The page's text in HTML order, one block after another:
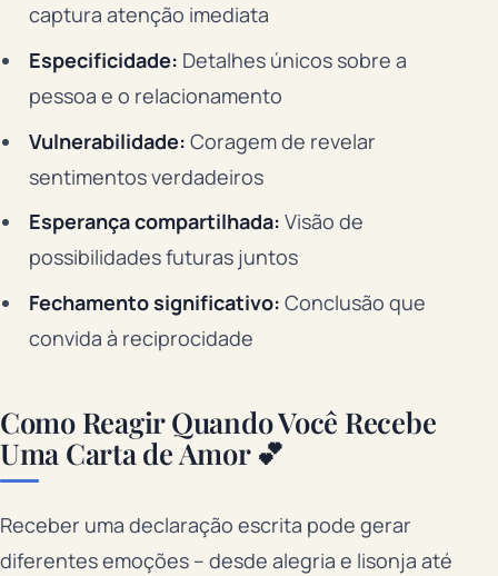
captura atenção imediata
Especificidade: Detalhes únicos sobre a
pessoa e o relacionamento
Vulnerabilidade: Coragem de revelar
sentimentos verdadeiros
Esperança compartilhada: Visão de
possibilidades futuras juntos
Fechamento significativo: Conclusão que
convida à reciprocidade
Como Reagir Quando Você Recebe
Uma Carta de Amor 💕
Receber uma declaração escrita pode gerar
diferentes emoções – desde alegria e lisonja até